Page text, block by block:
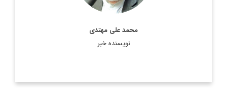
محمد علی مهتدی
نویسنده خبر